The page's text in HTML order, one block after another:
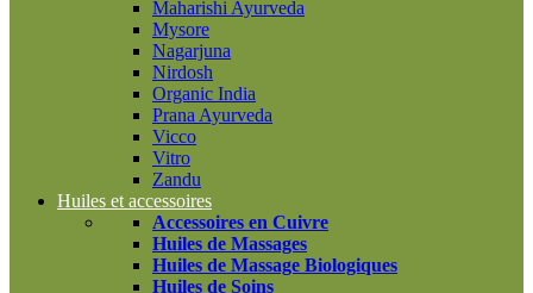
Maharishi Ayurveda
Mysore
Nagarjuna
Nirdosh
Organic India
Prana Ayurveda
Vicco
Vitro
Zandu
Huiles et accessoires
Accessoires en Cuivre
Huiles de Massages
Huiles de Massage Biologiques
Huiles de Soins